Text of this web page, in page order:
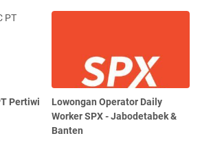
Pertiwi
Lowongan Operator Daily
Worker SPX - Jabodetabek &
Banten